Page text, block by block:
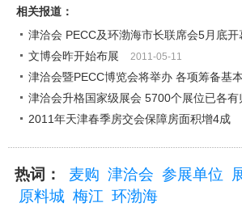
相关报道：
津洽会 PECC及环渤海市长联席会5月底开
文博会昨开始布展 2011-05-11
津洽会暨PECC博览会将举办 各项筹备基
津洽会升格国家级展会 5700个展位已各有
2011年天津春季房交会保障房面积增4成
热词： 麦购 津洽会 参展单位
原料城 梅江 环渤海